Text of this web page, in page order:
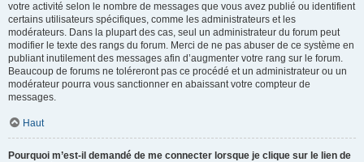
votre activité selon le nombre de messages que vous avez publié ou identifient
certains utilisateurs spécifiques, comme les administrateurs et les
modérateurs. Dans la plupart des cas, seul un administrateur du forum peut
modifier le texte des rangs du forum. Merci de ne pas abuser de ce système en
publiant inutilement des messages afin d’augmenter votre rang sur le forum.
Beaucoup de forums ne toléreront pas ce procédé et un administrateur ou un
modérateur pourra vous sanctionner en abaissant votre compteur de
messages.
Haut
Pourquoi m’est-il demandé de me connecter lorsque je clique sur le lien de